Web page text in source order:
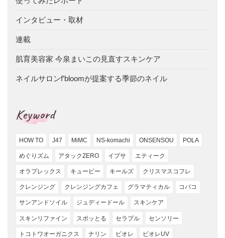
インタビュー・取材
連載
肌育美容家 今泉まいこの見直すスキンケア
ネイルサロンf’bloomが提案する季節のネイル
Keyword
HOW TO J47 MiMC NS-komachi ONSENSOU POLA
めぐりズム アタックZERO イプサ エティーク
オラプレックス キューピー キールズ クリスマスコフレ
クレンジング クレンジングカフェ グラマティカル コバコ
サンアンドソイル ジュディードール スキンケア
スキンリファイン スポッとる セラプル センソリー
トコトワオーガニクス ナリン ビオレ ビオレUV